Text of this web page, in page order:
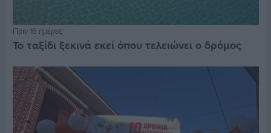
Πριν 16 ημέρες
Το ταξίδι ξεκινά εκεί όπου τελειώνει ο δρόμος